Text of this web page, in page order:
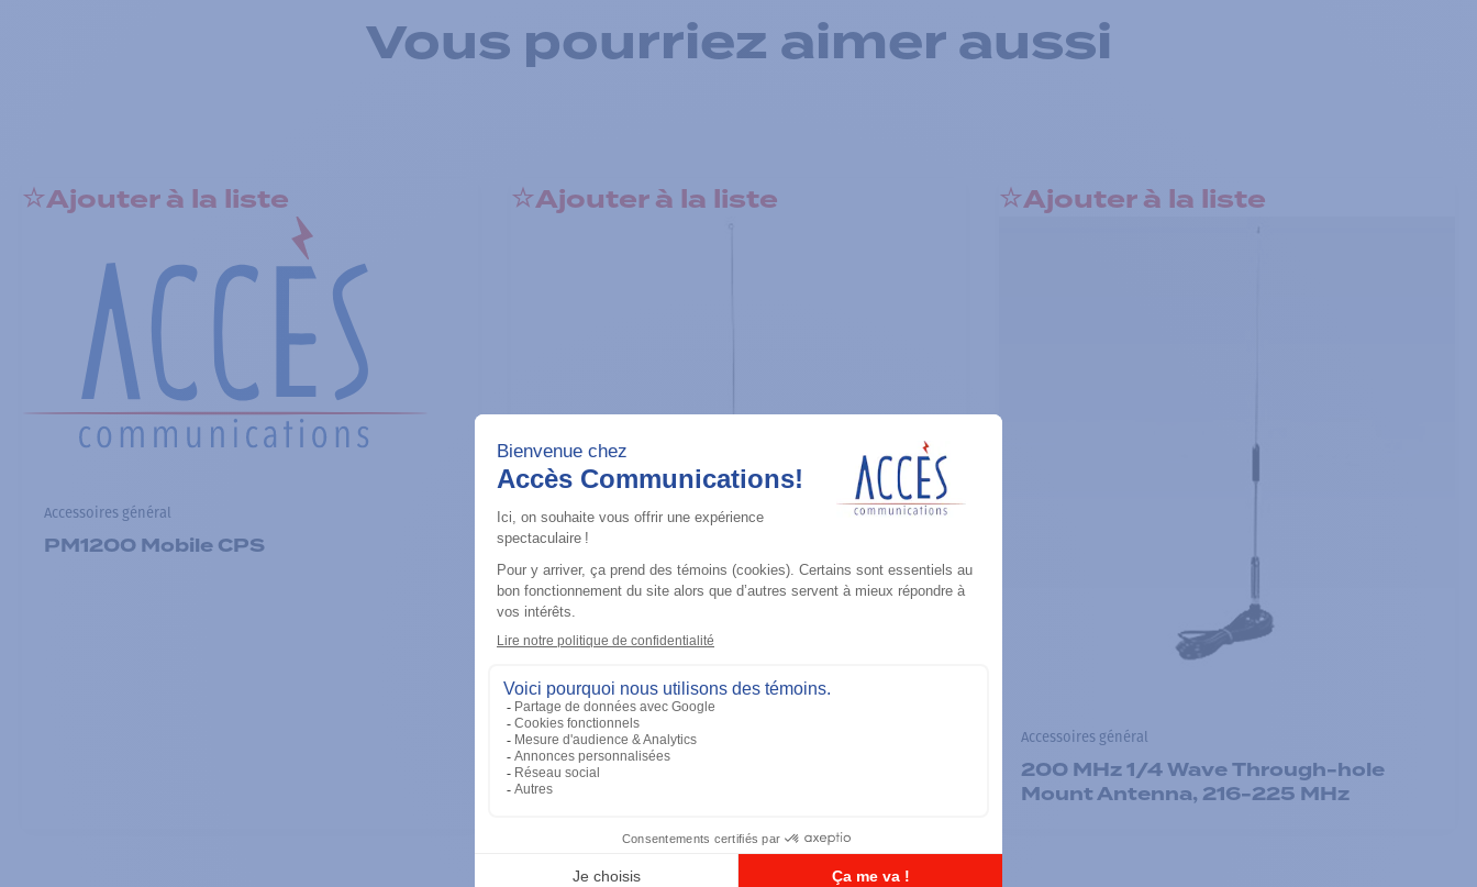
Vous pourriez aimer aussi
Ajouter à la liste
Accessoires général
PM1200 Mobile CPS
Ajouter à la liste
Accessoires général
UHF 3.5dB Gain Through-hole Mount
Antenna, 470-494 MHz
Ajouter à la liste
Accessoires général
200 MHz 1/4 Wave Through-hole
Mount Antenna, 216-225 MHz